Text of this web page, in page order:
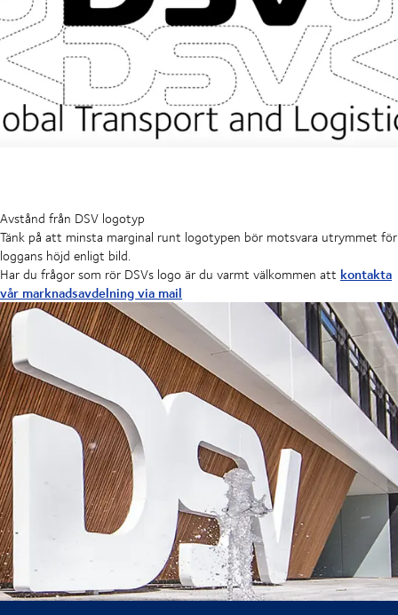
Avstånd från DSV logotyp
Tänk på att minsta marginal runt logotypen bör motsvara utrymmet för
loggans höjd enligt bild.
Har du frågor som rör DSVs logo är du varmt välkommen att kontakta
vår marknadsavdelning via mail